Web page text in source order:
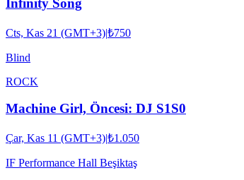
Infinity Song
Cts, Kas 21 (GMT+3)|₺750
Blind
ROCK
Machine Girl, Öncesi: DJ S1S0
Çar, Kas 11 (GMT+3)|₺1.050
IF Performance Hall Beşiktaş